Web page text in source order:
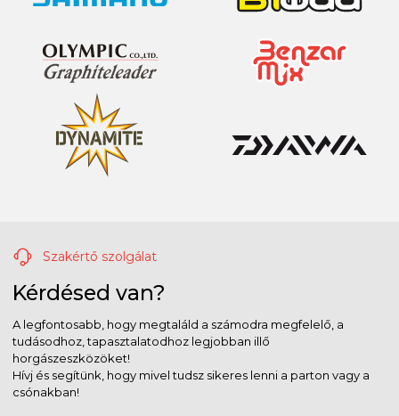
Szakértő szolgálat
Kérdésed van?
A legfontosabb, hogy megtaláld a számodra megfelelő, a
tudásodhoz, tapasztalatodhoz legjobban illő
horgászeszközöket!
Hívj és segítünk, hogy mivel tudsz sikeres lenni a parton vagy a
csónakban!